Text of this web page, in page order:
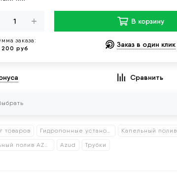
заказа:
200 руб
В корзину
Заказ в один клик
товаров Гидропонные установки Капельный полив
Капельный полив AZUD Azud Трубки